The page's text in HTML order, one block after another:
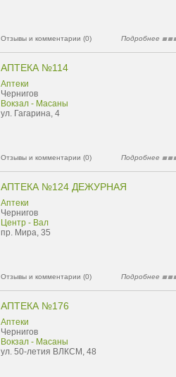
Отзывы и комментарии (0) Подробнее
АПТЕКА №114
Аптеки
Чернигов
Вокзал - Масаны
ул. Гагарина, 4
Отзывы и комментарии (0) Подробнее
АПТЕКА №124 ДЕЖУРНАЯ
Аптеки
Чернигов
Центр - Вал
пр. Мира, 35
Отзывы и комментарии (0) Подробнее
АПТЕКА №176
Аптеки
Чернигов
Вокзал - Масаны
ул. 50-летия ВЛКСМ, 48